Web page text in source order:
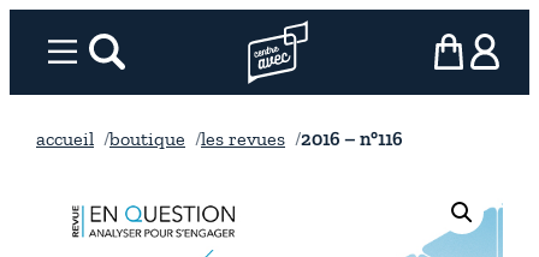
Menurechercher Page d’accueil l’association
mon panier
ma
accueil boutique les revues 2016 – n°116